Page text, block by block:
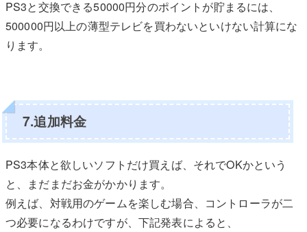
PS3と交換できる50000円分のポイントが貯まるには、
500000円以上の薄型テレビを買わないといけない計算にな
ります。
7.追加料金
PS3本体と欲しいソフトだけ買えば、それでOKかという
と、まだまだお金がかかります。
例えば、対戦用のゲームを楽しむ場合、コントローラが二
つ必要になるわけですが、下記発表によると、